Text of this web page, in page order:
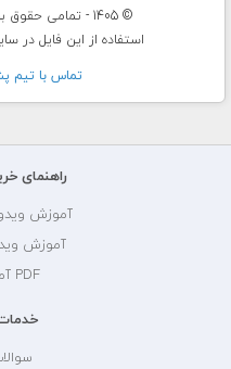
© 1405 - تمامی حقوق برای میهن طرح محفوظ است.
استفاده از این فایل در
تماس با تيم
راهنمای
آموزش
آموزش
PDF آموزش خرید